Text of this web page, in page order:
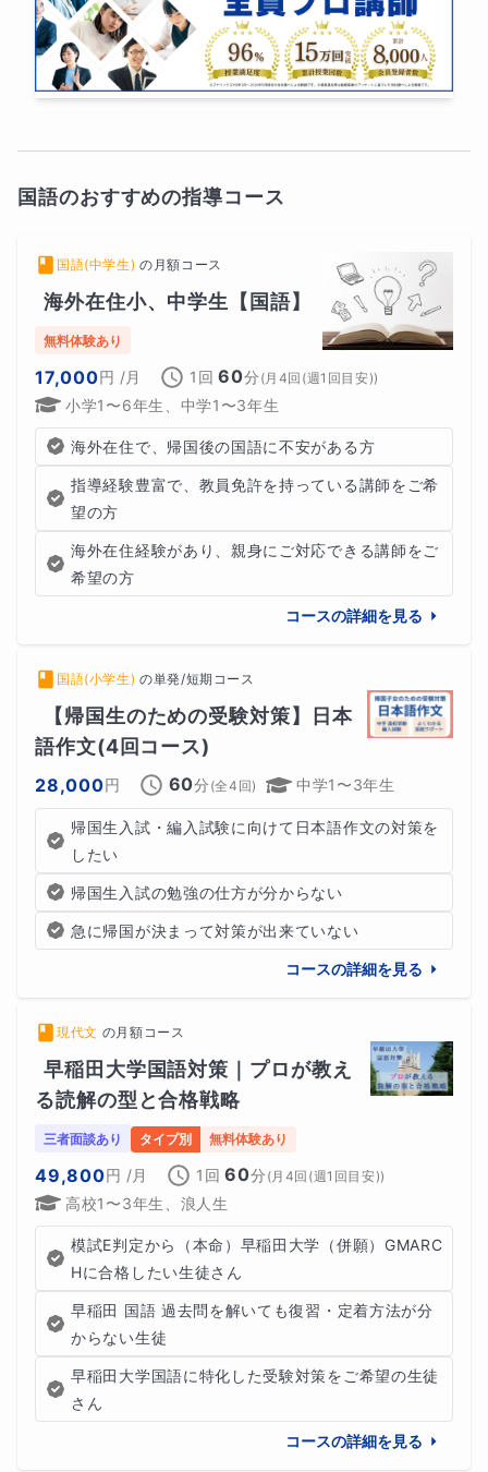
国語のおすすめの指導コース
国語(中学生) の 月額コース
海外在住小、中学生【国語】
無料体験あり
17,000円 /月 1回 60分 ( 月4回(週1回目安))
小学1〜6年生、中学1〜3年生
海外在住で、帰国後の国語に不安がある方
指導経験豊富で、教員免許を持っている講師をご希
望の方
海外在住経験があり、親身にご対応できる講師をご
希望の方
コースの詳細を見る
国語(小学生) の単発/短期コース
【帰国生のための受験対策】日本
語作文(4回コース)
28,000円 60分 (全4 回) 中学1〜3年生
帰国生入試・編入試験に向けて日本語作文の対策を
したい
帰国生入試の勉強の仕方が分からない
急に帰国が決まって対策が出来ていない
コースの詳細を見る
現代文 の月額コース
早稲田大学国語対策｜プロが教え
る読解の型と合格戦略
三者面談あり タイプ別 無料体験あり
49,800円 /月 1回 60分 ( 月4回(週1回目安))
高校1〜3年生、浪人生
模試E判定から（本命）早稲田大学（併願）GMARC
Hに合格したい生徒さん
早稲田 国語 過去問を解いても復習・定着方法が分
からない生徒
早稲田大学国語に特化した受験対策をご希望の生徒
さん
コースの詳細を見る